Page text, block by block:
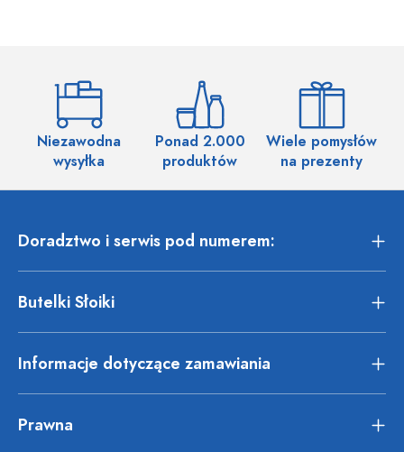
Niezawodna
wysyłka
Ponad 2.000
produktów
Wiele pomysłów
na prezenty
Doradztwo i serwis pod numerem:
Butelki Słoiki
Informacje dotyczące zamawiania
Prawna